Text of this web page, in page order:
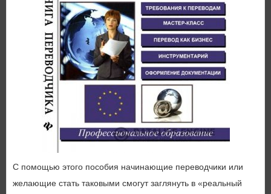
С помощью этого пособия начинающие переводчики или
желающие стать таковыми смогут заглянуть в «реальный